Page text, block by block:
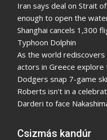
Iran says deal on Strait
enough to open the
Shanghai cancels 1,300
Typhoon Dolphin
As the world
actors in Greece explore
Dodgers snap 7-game
Roberts isn't in a
Darderi to face
Csizmás kandúr